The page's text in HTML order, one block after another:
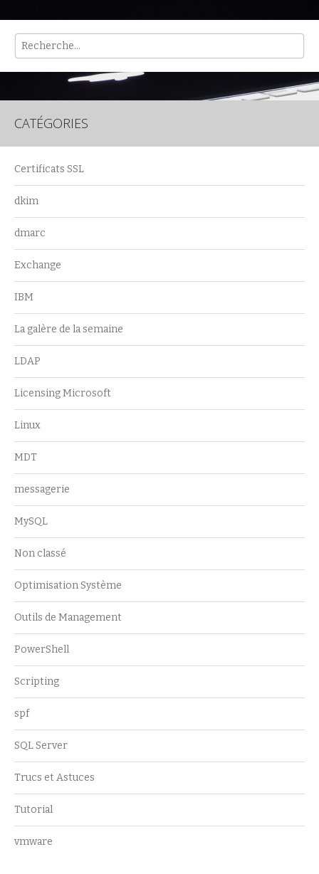
Rech
CATÉGORIES
Certificats SSL
dkim
dmarc
Exchange
IBM
La galère de la semaine
LDAP
Licensing Microsoft
Linux
MDT
messagerie
MySQL
Non classé
Optimisation Système
Outils de Management
PowerShell
Scripting
spf
SQL Server
Trucs et Astuces
Tutorial
vmware